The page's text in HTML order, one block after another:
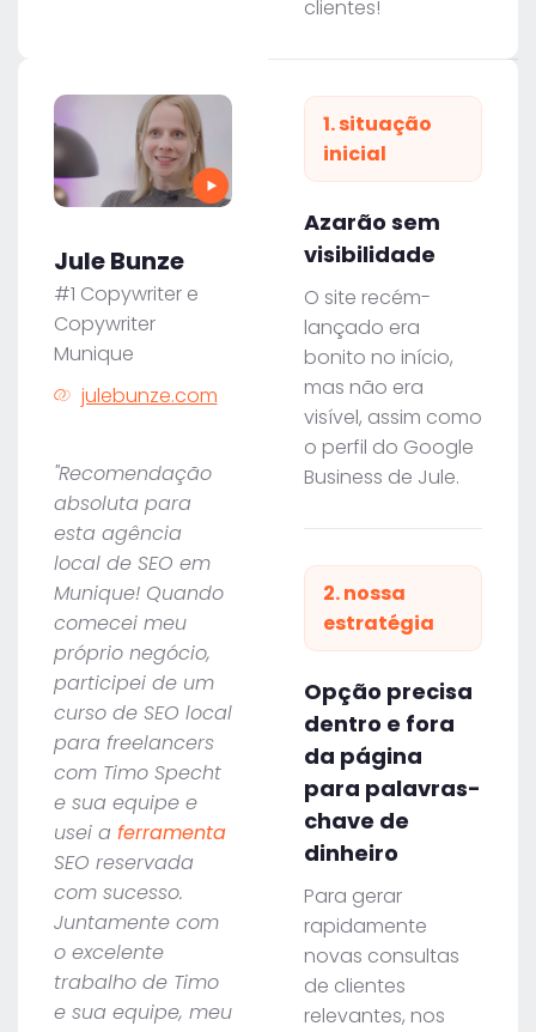
clientes!
Jule Bunze
#1 Copywriter e
Copywriter
Munique
julebunze.com
"Recomendação
absoluta para
esta agência
local de SEO em
Munique! Quando
comecei meu
próprio negócio,
participei de um
curso de SEO local
para freelancers
com Timo Specht
e sua equipe e
usei a ferramenta
SEO reservada
com sucesso.
Juntamente com
o excelente
trabalho de Timo
e sua equipe, meu
1. situação
inicial
Azarão sem
visibilidade
O site recém-
lançado era
bonito no início,
mas não era
visível, assim como
o perfil do Google
Business de Jule.
2. nossa
estratégia
Opção precisa
dentro e fora
da página
para palavras-
chave de
dinheiro
Para gerar
rapidamente
novas consultas
de clientes
relevantes, nos